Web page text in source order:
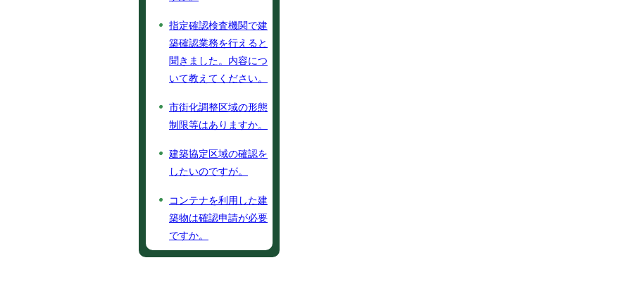
指定確認検査機関で建
築確認業務を行えると
聞きました。内容につ
いて教えてください。
市街化調整区域の形態
制限等はありますか。
建築協定区域の確認を
したいのですが。
コンテナを利用した建
築物は確認申請が必要
ですか。